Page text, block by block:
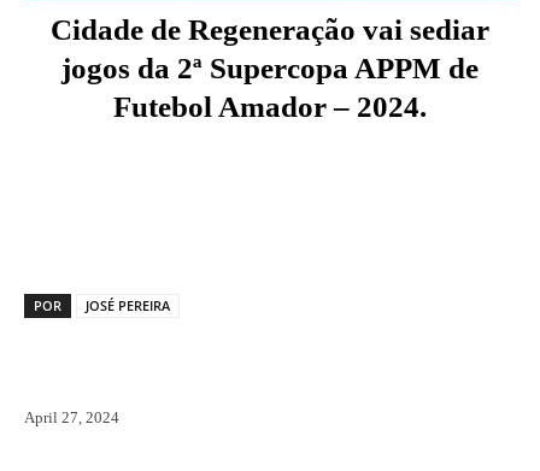
Cidade de Regeneração vai sediar
jogos da 2ª Supercopa APPM de
Futebol Amador – 2024.
POR JOSÉ PEREIRA
April 27, 2024